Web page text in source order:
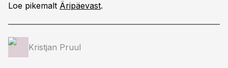
Loe pikemalt Äripäevast.
Kristjan Pruul